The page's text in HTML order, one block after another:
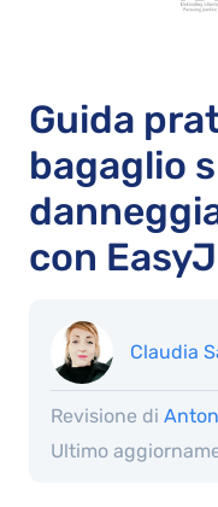
Guida
bagaglio
con
Claudia
Ultimo
Revisione di